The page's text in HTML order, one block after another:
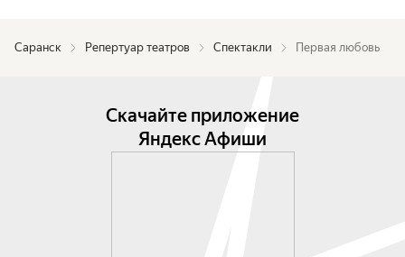
Саранск Репертуар театров Спектакли Первая любовь
Скачайте приложение
Яндекс Афиши